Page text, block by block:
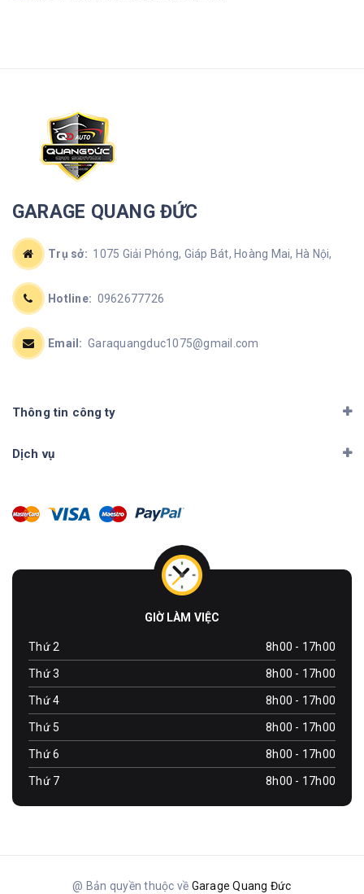
GARAGE QUANG ĐỨC
Trụ sở: 1075 Giải Phóng, Giáp Bát, Hoàng Mai, Hà Nội,
Hotline: 0962677726
Email: Garaquangduc1075@gmail.com
Thông tin công ty
Dịch vụ
GIỜ LÀM VIỆC
Thứ 2 8h00 - 17h00
Thứ 3 8h00 - 17h00
Thứ 4 8h00 - 17h00
Thứ 5 8h00 - 17h00
Thứ 6 8h00 - 17h00
Thứ 7 8h00 - 17h00
@ Bản quyền thuộc về Garage Quang Đức